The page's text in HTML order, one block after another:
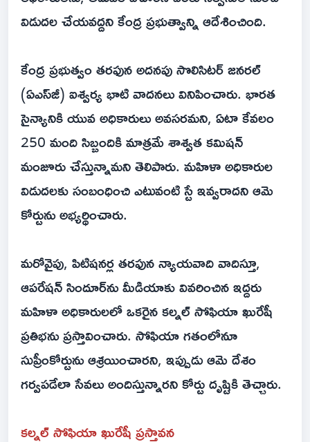
విడుదల చేయవద్దని కేంద్ర ప్రభుత్వాన్ని ఆదేశించింది.
కేంద్ర ప్రభుత్వం తరఫున అదనపు సొలిసిటర్ జనరల్
(ఏఎస్‌జీ) ఐశ్వర్య భాటి వాదనలు వినిపించారు. భారత
సైన్యానికి యువ అధికారులు అవసరమని, ఏటా కేవలం
250 మంది సిబ్బందికి మాత్రమే శాశ్వత కమిషన్
మంజూరు చేస్తున్నామని తెలిపారు. మహిళా అధికారుల
విడుదలకు సంబంధించి ఎటువంటి స్టే ఇవ్వరాదని ఆమె
కోర్టును అభ్యర్థించారు.
మరోవైపు, పిటిషనర్ల తరఫున న్యాయవాది వాదిస్తూ,
ఆపరేషన్ సిందూర్‌ను మీడియాకు వివరించిన ఇద్దరు
మహిళా అధికారులలో ఒకరైన కల్నల్ సోఫియా ఖురేషీ
ప్రతిభను ప్రస్తావించారు. సోఫియా గతంలోనూ
సుప్రీంకోర్టును ఆశ్రయించారని, ఇప్పుడు ఆమె దేశం
గర్వపడేలా సేవలు అందిస్తున్నారని కోర్టు దృష్టికి తెచ్చారు.
కల్నల్ సోఫియా ఖురేషీ ప్రస్తావన